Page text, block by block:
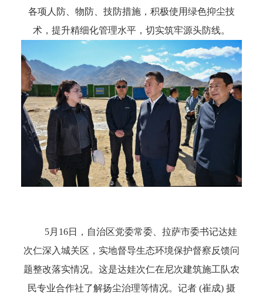
各项人防、物防、技防措施，积极使用绿色抑尘技
术，提升精细化管理水平，切实筑牢源头防线。
5月16日，自治区党委常委、拉萨市委书记达娃
次仁深入城关区，实地督导生态环境保护督察反馈问
题整改落实情况。这是达娃次仁在尼次建筑施工队农
民专业合作社了解扬尘治理等情况。记者 (崔成) 摄